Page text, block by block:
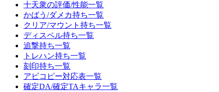
十天衆の評価/性能一覧
かばう/ダメカ持ち一覧
クリア/マウント持ち一覧
ディスペル持ち一覧
追撃持ち一覧
トレハン持ち一覧
刻印持ち一覧
アビコピー対応表一覧
確定DA/確定TAキャラ一覧